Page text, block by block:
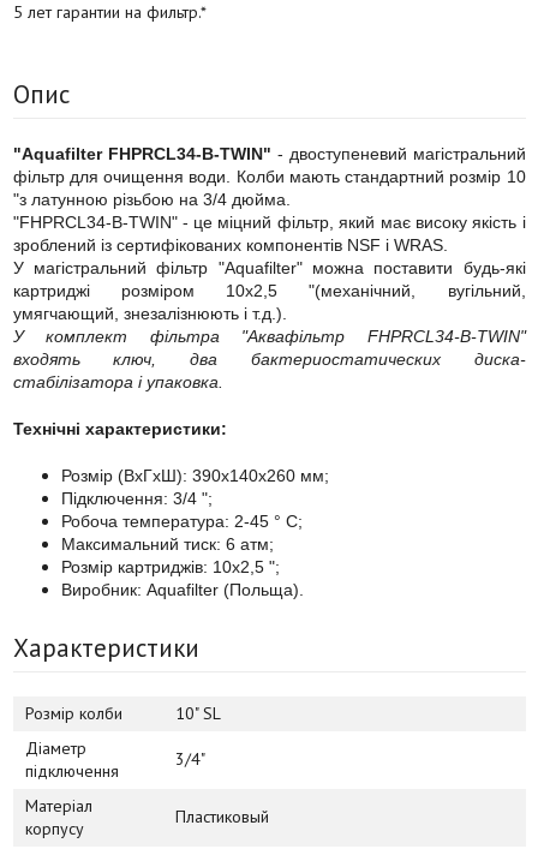
5 лет гарантии на фильтр.*
Опис
"Aquafilter FHPRCL34-B-TWIN" - двоступеневий магістральний
фільтр для очищення води. Колби мають стандартний розмір 10
"з латунною різьбою на 3/4 дюйма.
"FHPRCL34-B-TWIN" - це міцний фільтр, який має високу якість і
зроблений із сертифікованих компонентів NSF і WRAS.
У магістральний фільтр "Aquafilter" можна поставити будь-які
картриджі розміром 10х2,5 "(механічний, вугільний,
умягчающий, знезалізнюють і т.д.).
У комплект фільтра "Аквафільтр FHPRCL34-B-TWIN"
входять ключ, два бактериостатических диска-
стабілізатора і упаковка.
Технічні характеристики:
Розмір (ВхГхШ): 390x140x260 мм;
Підключення: 3/4 ";
Робоча температура: 2-45 ° C;
Максимальний тиск: 6 атм;
Розмір картриджів: 10х2,5 ";
Виробник: Aquafilter (Польща).
Характеристики
Розмір колби
10" SL
Діаметр
підключення
3/4"
Матеріал
корпусу
Пластиковый